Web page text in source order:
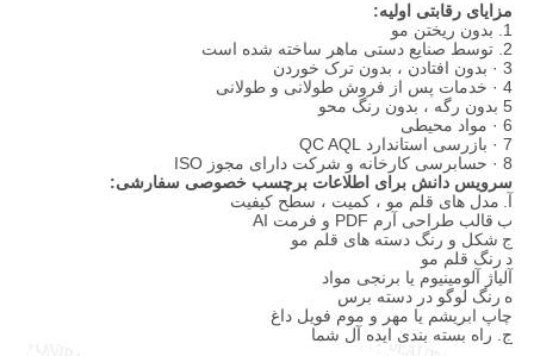
مزایای رقابتی اولیه:
1. بدون ریختن مو
2. توسط صنایع دستی ماهر ساخته شده است
3 · بدون افتادن ، بدون ترک خوردن
4 · خدمات پس از فروش طولانی و طولانی
5 بدون رگه ، بدون رنگ محو
6 · مواد محیطی
7 · بازرسی استاندارد QC AQL
8 · حسابرسی کارخانه و شرکت دارای مجوز ISO
سرویس دانش برای اطلاعات برچسب خصوصی سفارشی:
آ. مدل های قلم مو ، کمیت ، سطح کیفیت
ب قالب طراحی آرم PDF و فرمت AI
ج شکل و رنگ دسته های قلم مو
د رنگ قلم مو
آلیاژ آلومینیوم یا برنجی مواد
ه رنگ لوگو در دسته برس
چاپ ابریشم یا مهر و موم فویل داغ
ج. راه بسته بندی ایده آل شما